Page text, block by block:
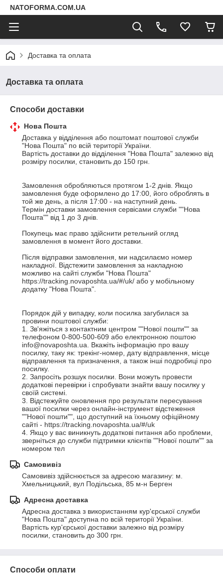
NATOFORMA.COM.UA
Доставка та оплата
Доставка та оплата
Способи доставки
Нова Пошта
Доставка у відділення або поштомат поштової служби
"Нова Пошта" по всій території України.
Вартість доставки до відділення "Нова Пошта" залежно від
розміру посилки, становить до 150 грн.
Замовлення обробляються протягом 1-2 днів. Якщо
замовлення буде оформлено до 17:00, його оброблять в
той же день, а після 17:00 - на наступний день.
Термін доставки замовлення сервісами служби ""Нова
Пошта"" від 1 до 3 днів.
Покупець має право здійснити ретельний огляд
замовлення в момент його доставки.
Після відправки замовлення, ми надсилаємо номер
накладної. Відстежити замовлення за накладною
можливо на сайті служби "Нова Пошта"
https://tracking.novaposhta.ua/#/uk/ або у мобільному
додатку "Нова Пошта".
Порядок дій у випадку, коли посилка загубилася за
провини поштової служби:
1. Зв'яжіться з контактним центром ""Нової пошти"" за
телефоном 0-800-500-609 або електронною поштою
info@novaposhta.ua. Вкажіть інформацію про вашу
посилку, таку як: трекінг-номер, дату відправлення, місце
відправлення та призначення, а також інші подробиці про
посилку.
2. Запросіть розшук посилки. Вони можуть провести
додаткові перевірки і спробувати знайти вашу посилку у
своїй системі.
3. Відстежуйте оновлення про результати пересування
вашої посилки через онлайн-інструмент відстеження
""Нової пошти"", що доступний на їхньому офіційному
сайті - https://tracking.novaposhta.ua/#/uk
4. Якщо у вас виникнуть додаткові питання або проблеми,
зверніться до служби підтримки клієнтів ""Нової пошти"" за
номером тел
Самовивіз
Самовивіз здійснюється за адресою магазину: м.
Хмельницький, вул Подільська, 85 м-н Берген
Адресна доставка
Адресна доставка з використанням кур'єрської служби
"Нова Пошта" доступна по всій території України.
Вартість кур'єрської доставки залежно від розміру
посилки, становить до 300 грн.
Способи оплати